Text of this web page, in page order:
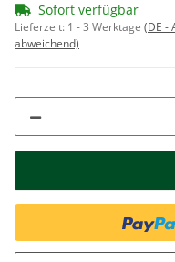
Sofort verfügbar
Lieferzeit: 1 - 3 Werktage (DE -
abweichend)